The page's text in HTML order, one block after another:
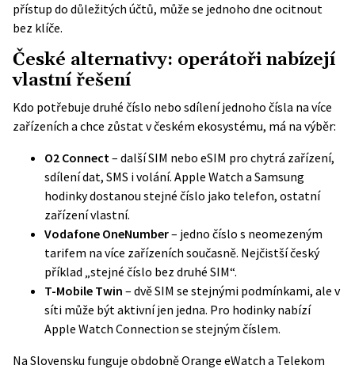
přístup do důležitých účtů, může se jednoho dne ocitnout
bez klíče.
České alternativy: operátoři nabízejí
vlastní řešení
Kdo potřebuje druhé číslo nebo sdílení jednoho čísla na více
zařízeních a chce zůstat v českém ekosystému, má na výběr:
O2 Connect– další SIM nebo eSIM pro chytrá zařízení,
sdílení dat, SMS i volání. Apple Watch a Samsung
hodinky dostanou stejné číslo jako telefon, ostatní
zařízení vlastní.
Vodafone OneNumber– jedno číslo s neomezeným
tarifem na více zařízeních současně. Nejčistší český
příklad „stejné číslo bez druhé SIM“.
T-Mobile Twin – dvě SIM se stejnými podmínkami, ale v
síti může být aktivní jen jedna. Pro hodinky nabízí
Apple Watch Connection se stejným číslem.
Na Slovensku funguje obdobně Orange eWatch a Telekom